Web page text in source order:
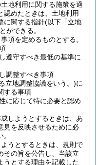
地利用に関する施策を適
認めたときは、土地利用
に関する指針(以下「立地
ができる。
項を定めるものとする。
遵守すべき最低の基準に
調整すべき事項
立地調整協議をいう。)に
する事項
に応じて特に必要と認め
しようとするときは、あ
見を反映させるために必
うとするときは、規則で
その旨を公告し、当該立
うとする理由を記載した